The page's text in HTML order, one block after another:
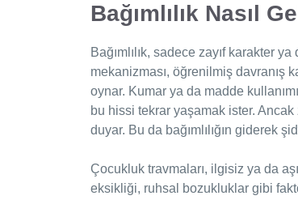
Bağımlılık Nasıl
Bağımlılık, sadece zayıf karakter
mekanizması, öğrenilmiş davranış
oynar. Kumar ya da madde
bu hissi tekrar yaşamak ister.
duyar. Bu da bağımlılığın giderek
Çocukluk travmaları, ilgisiz ya da
eksikliği, ruhsal bozukluklar gibi